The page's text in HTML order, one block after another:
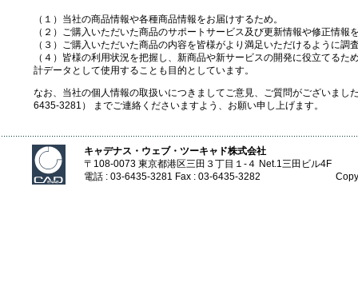
（１）当社の商品情報や各種商品情報をお届けするため。
（２）ご購入いただいた商品のサポートサービス及び更新情報や修正情報
（３）ご購入いただいた商品の内容を皆様がより満足いただけるように調
（４）皆様の利用状況を把握し、新商品や新サービスの開発に役立てるた
計データとして使用することも目的としています。
なお、当社の個人情報の取扱いにつきましてご意見、ご質問がございまし
6435-3281） までご連絡くださいますよう、お願い申し上げます。
キャデナス・ウェブ・ツーキャド株式会社
〒108-0073 東京都港区三田３丁目１-４ Net.1三田ビル4F
電話 : 03-6435-3281 Fax : 03-6435-3282